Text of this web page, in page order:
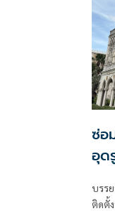
ซ่อ
อุด
บรร
ติดตั้